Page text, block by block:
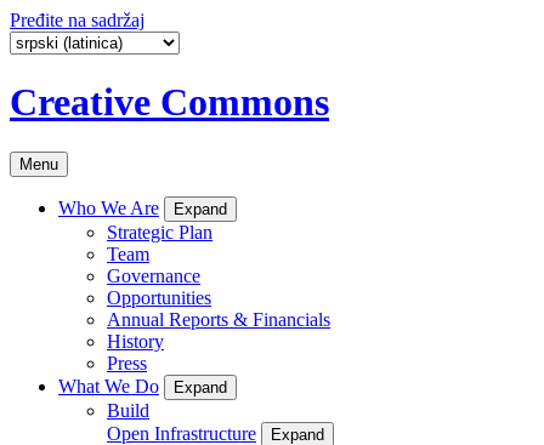
Pređite na sadržaj
Creative Commons
Menu
Who We Are Expand
Strategic Plan
Team
Governance
Opportunities
Annual Reports & Financials
History
Press
What We Do
Expand
Build
Open Infrastructure
Expand